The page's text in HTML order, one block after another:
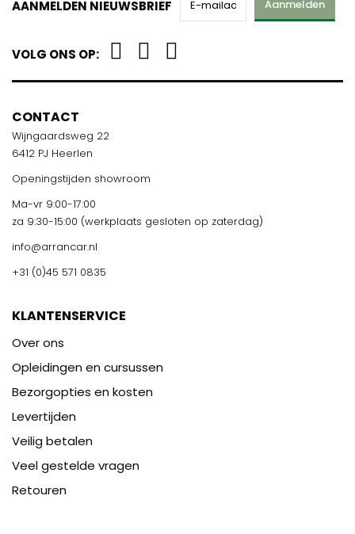
AANMELDEN NIEUWSBRIEF Aanmelden
VOLG ONS OP:
CONTACT
Wijngaardsweg 22
6412 PJ Heerlen
Openingstijden showroom
Ma-vr 9:00-17:00
za 9:30-15:00 (werkplaats gesloten op zaterdag)
info@arrancar.nl
+31 (0)45 571 0835
KLANTENSERVICE
Over ons
Opleidingen en cursussen
Bezorgopties en kosten
Levertijden
Veilig betalen
Veel gestelde vragen
Retouren